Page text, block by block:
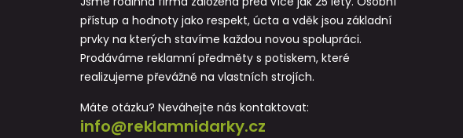
přístup a hodnoty jako respekt, úcta a vděk jsou základní
prvky na kterých stavíme každou novou spolupráci.
Prodáváme reklamní předměty s potiskem, které
realizujeme převážně na vlastních strojích.
Máte otázku? Neváhejte nás kontaktovat:
info@reklamnidarky.cz